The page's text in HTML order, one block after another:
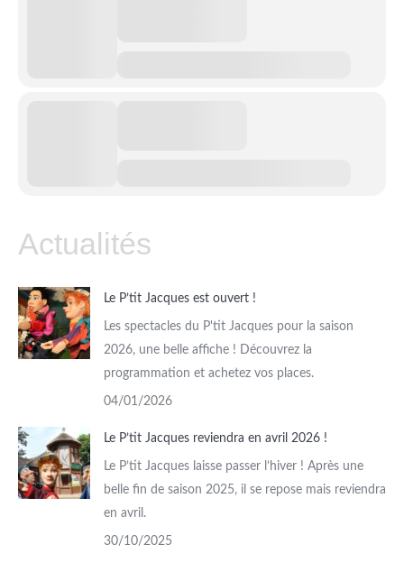
Actualités
Le P’tit Jacques est ouvert !
Les spectacles du P'tit Jacques pour la saison
2026, une belle affiche ! Découvrez la
programmation et achetez vos places.
04/01/2026
Le P’tit Jacques reviendra en avril 2026 !
Le P’tit Jacques laisse passer l’hiver ! Après une
belle fin de saison 2025, il se repose mais reviendra
en avril.
30/10/2025